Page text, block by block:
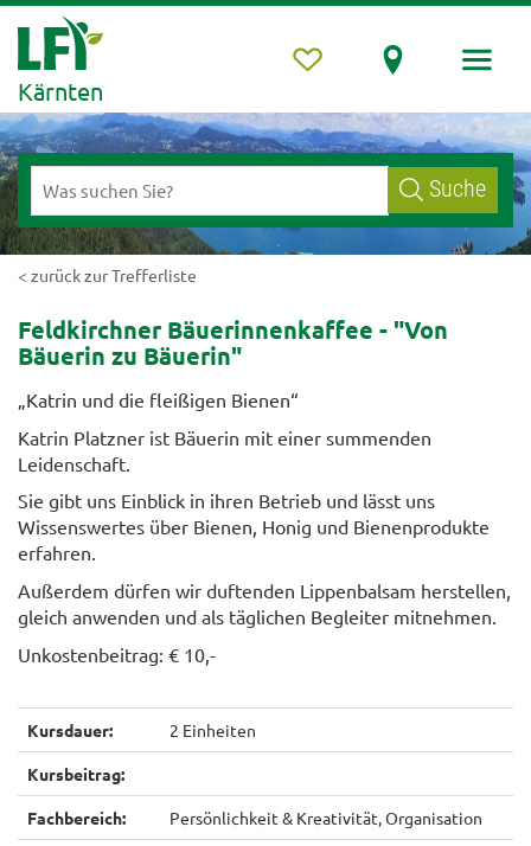
Kärnten
Suche
< zurück zur Trefferliste
Feldkirchner Bäuerinnenkaffee - "Von
Bäuerin zu Bäuerin"
„Katrin und die fleißigen Bienen“
Katrin Platzner ist Bäuerin mit einer summenden
Leidenschaft.
Sie gibt uns Einblick in ihren Betrieb und lässt uns
Wissenswertes über Bienen, Honig und Bienenprodukte
erfahren.
Außerdem dürfen wir duftenden Lippenbalsam herstellen,
gleich anwenden und als täglichen Begleiter mitnehmen.
Unkostenbeitrag: € 10,-
Kursdauer: 2 Einheiten
Kursbeitrag:
Fachbereich: Persönlichkeit & Kreativität, Organisation